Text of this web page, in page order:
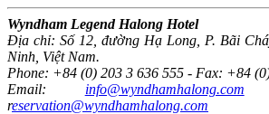
Wyndham Legend Halong Hotel
Địa chỉ: Số 12, đường Hạ Long, P. Bãi
Ninh, Việt Nam.
Phone: +84 (0) 203 3 636 555 - Fax: +84
Email: info@wyndhamhalong.com -
reservation@wyndhamhalong.com